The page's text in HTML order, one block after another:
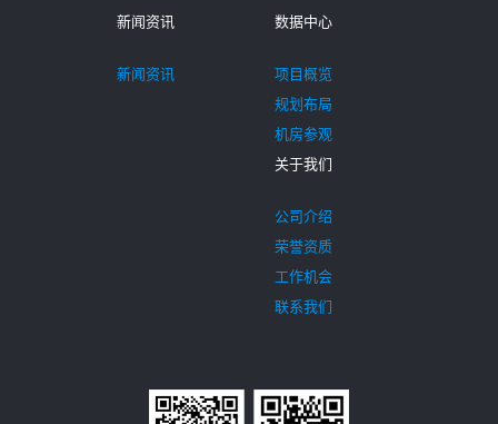
新闻资讯
新闻资讯
数据中心
项目概览
规划布局
机房参观
关于我们
公司介绍
荣誉资质
工作机会
联系我们